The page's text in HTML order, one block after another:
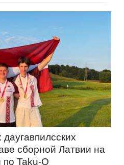
сборной Латвии на
Taku-O